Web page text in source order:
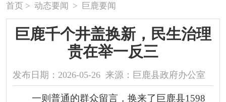
首页> 动态要闻 > 巨鹿要闻
巨鹿千个井盖换新，民生治理
贵在举一反三
发布日期：2026-05-26 来源：巨鹿县政府办公室
一则普通的群众留言，换来了巨鹿县1598